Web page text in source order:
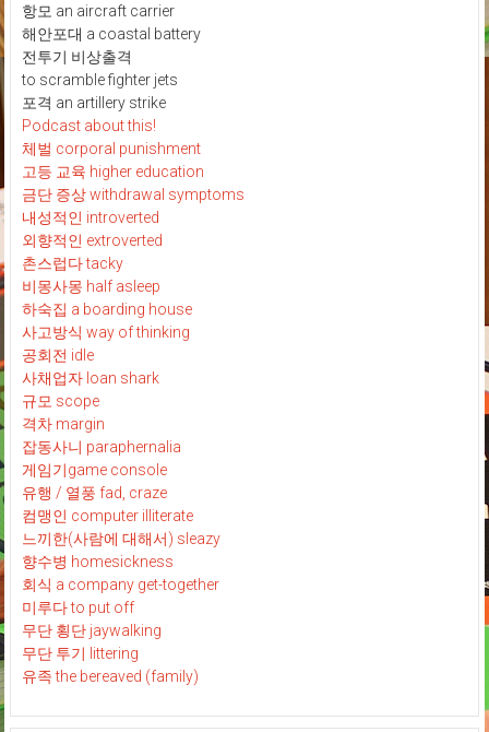
항모 an aircraft carrier
해안포대 a coastal battery
전투기 비상출격
to scramble fighter jets
포격 an artillery strike
Podcast about this!
체벌 corporal punishment
고등 교육 higher education
금단 증상 withdrawal symptoms
내성적인 introverted
외향적인 extroverted
촌스럽다 tacky
비몽사몽 half asleep
하숙집 a boarding house
사고방식 way of thinking
공회전 idle
사채업자 loan shark
규모 scope
격차 margin
잡동사니 paraphernalia
게임기game console
유행 / 열풍 fad, craze
컴맹인 computer illiterate
느끼한(사람에 대해서) sleazy
향수병 homesickness
회식 a company get-together
미루다 to put off
무단 횡단 jaywalking
무단 투기 littering
유족 the bereaved (family)